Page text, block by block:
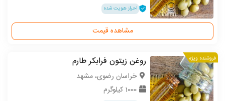
احراز هویت شده
مشاهده قیمت
فروشنده ویژه روغن زیتون فرابکر طارم
خراسان رضوی، مشهد
1000 کیلوگرم